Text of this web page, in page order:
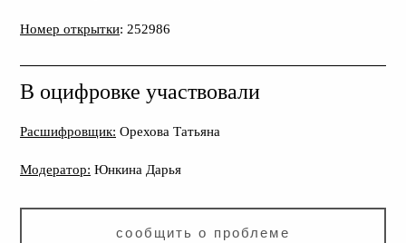
Номер открытки: 252986
В оцифровке участвовали
Расшифровщик: Орехова Татьяна
Модератор: Юнкина Дарья
сообщить о проблеме